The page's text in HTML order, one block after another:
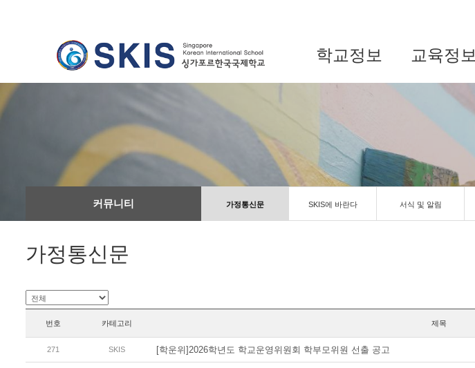
학교정보 교육정보
커뮤니티 가정통신문 SKIS에 바란다 서식 및 알림
가정통신문
번호 카테고리 제목
271 SKIS [학운위]2026학년도 학교운영위원회 학부모위원 선출 공고